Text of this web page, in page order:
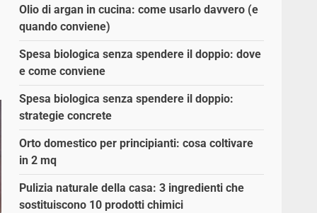
Olio di argan in cucina: come usarlo davvero (e
quando conviene)
Spesa biologica senza spendere il doppio: dove
e come conviene
Spesa biologica senza spendere il doppio:
strategie concrete
Orto domestico per principianti: cosa coltivare
in 2 mq
Pulizia naturale della casa: 3 ingredienti che
sostituiscono 10 prodotti chimici